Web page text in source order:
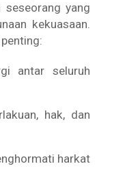
seseorang yang
kekuasaan.
antar seluruh
hak, dan
harkat